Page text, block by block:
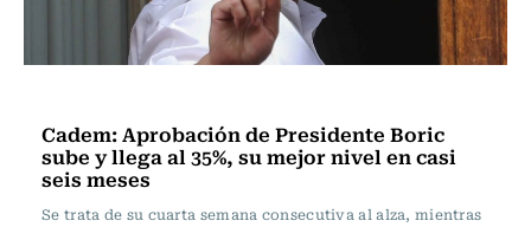
Cadem: Aprobación de Presidente Boric
sube y llega al 35%, su mejor nivel en casi
seis meses
Se trata de su cuarta semana consecutiva al alza, mientras